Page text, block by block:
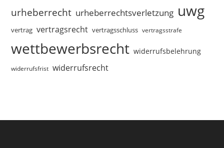
urheberrecht urheberrechtsverletzung uwg
vertrag vertragsrecht vertragsschluss vertragsstrafe
wettbewerbsrecht widerrufsbelehrung
widerrufsfrist widerrufsrecht